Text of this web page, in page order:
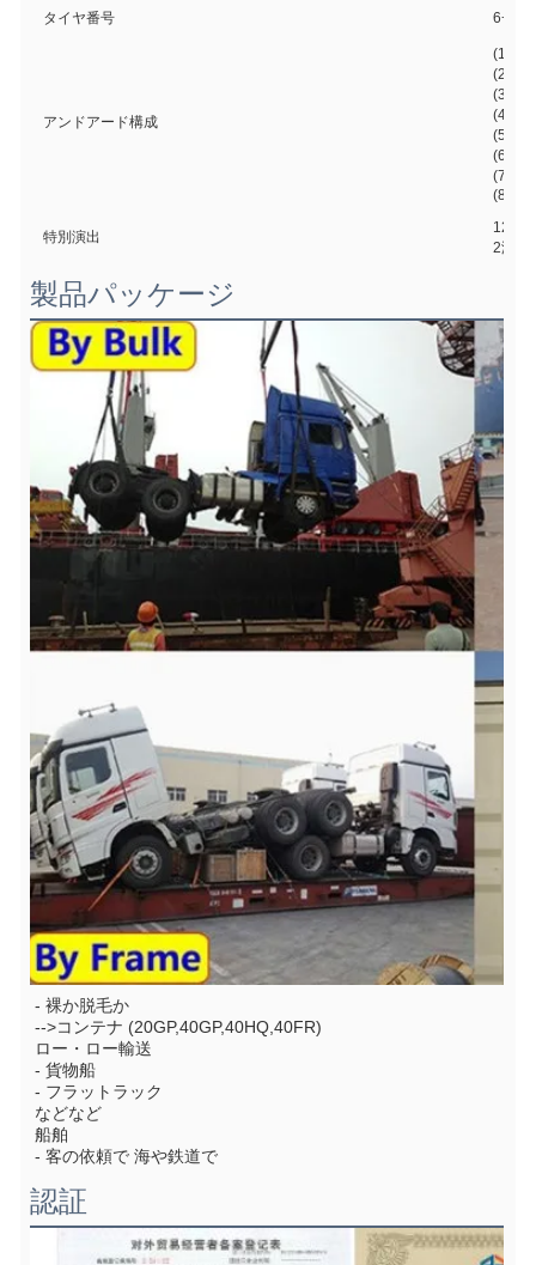
タイヤ番号 6+1個
アンドアード構成
(1) 6
(2) 補
(3) 後
(4) 鋼
(5) バ
(6) 後
(7) ツ
(8)
特別演出
12台
2液圧
製品パッケージ
- 裸か脱毛か
-->コンテナ (20GP,40GP,40HQ,40FR)
ロー・ロー輸送
- 貨物船
- フラットラック
などなど
船舶
- 客の依頼で 海や鉄道で
認証